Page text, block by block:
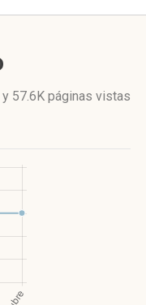
y 57.6K páginas vistas